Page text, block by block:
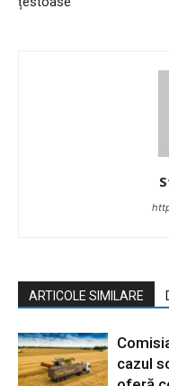
ARTICOLE SIMILARE
cazul